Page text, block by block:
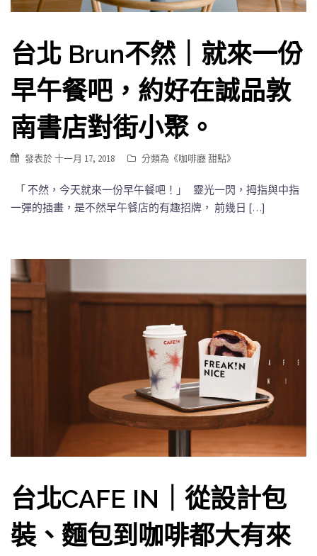
台北 Brun不然｜就來一份
早午餐吧，約好在誠品敦
南書店對街小聚。
發表於十一月 17, 2018 分類為《咖啡廳 甜點》
「 不然，今天就來一份早午餐吧！」 靈光一閃，拇指與中指
一彈的插畫，是不然早午餐店的有趣招牌， 前幾日 […]
台北CAFE IN｜從設計包
裝、麵包到咖啡都大有來